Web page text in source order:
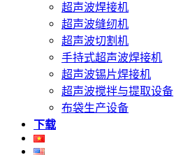
超声波焊接机
超声波缝纫机
超声波切割机
手持式超声波焊接机
超声波锡片焊接机
超声波搅拌与提取设备
布袋生产设备
下载